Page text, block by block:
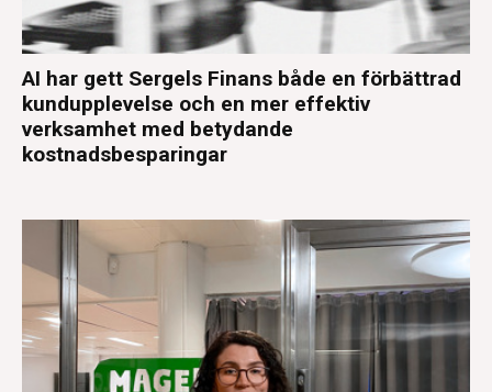
AI har gett Sergels Finans både en förbättrad
kundupplevelse och en mer effektiv
verksamhet med betydande
kostnadsbesparingar